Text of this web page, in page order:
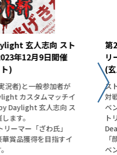
玄人志向 スト
年12月9日開催
)
況者)と一般参加者が
カスタムマッチイ
Daylight 玄人志向 ス
ます。
ーマー「ざわ氏」
華賞品獲得を目指すイ
第
リ
(
ス
対
ベ
ト
ベ